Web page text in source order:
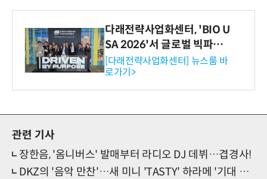
다래전략사업화센터, 'BIO U
SA 2026'서 글로벌 빅파마
와의 비즈니스 미팅 지원…K
-바이오 해외 진출 교두보 확
보
[다래전략사업화센터] 뉴스룸 바
로가기>
관련 기사
장한음, '옴니버스' 발매부터 라디오 DJ 데뷔…겹경사!
DKZ의 '음악 만찬'…새 미니 'TASTY' 하라메 '기대 폭발'